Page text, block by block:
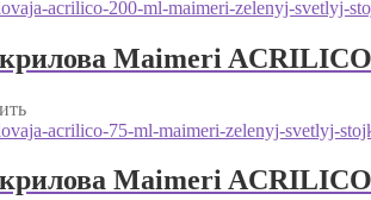
Maimeri ACRILICO
Maimeri ACRILICO